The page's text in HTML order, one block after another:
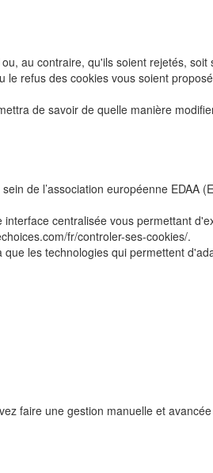
au contraire, qu'ils soient rejetés, soit
refus des cookies vous soient
de savoir de quelle manière
de l’association européenne EDAA
centralisée vous permettant
fr/controler-ses-cookies/.
les technologies qui permettent
faire une gestion manuelle et